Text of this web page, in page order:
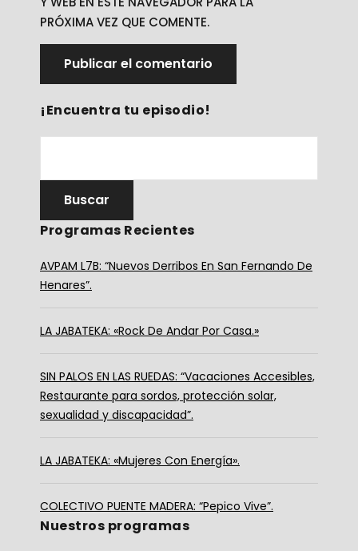
PRÓXIMA VEZ QUE COMENTE.
¡Encuentra tu episodio!
Programas Recientes
AVPAM L7B: “Nuevos Derribos En San Fernando De
Henares”.
LA JABATEKA: «Rock De Andar Por Casa.»
SIN PALOS EN LAS RUEDAS: “Vacaciones Accesibles,
Restaurante para sordos, protección solar,
sexualidad y discapacidad”.
LA JABATEKA: «Mujeres Con Energía».
COLECTIVO PUENTE MADERA: “Pepico Vive”.
Nuestros programas